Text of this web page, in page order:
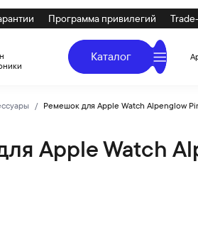
Программа привилегий
Каталог
Ремешок для Apple Watch Alpenglow
Apple Watch
Watch Alpenglow Pink Nike